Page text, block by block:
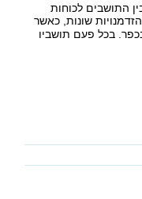
התושבים לכוחות
שונות, כאשר
בכל פעם תושביו